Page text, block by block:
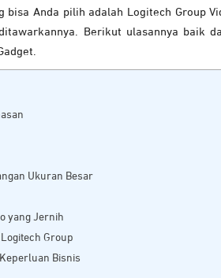
Anda pilih adalah Logitech Group
Berikut ulasannya baik
Ukuran Besar
yang Jernih
Group
Bisnis